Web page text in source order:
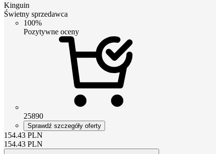
Kinguin
Świetny sprzedawca
100%
Pozytywne oceny
25890
Sprawdź szczegóły oferty
154.43 PLN
154.43 PLN